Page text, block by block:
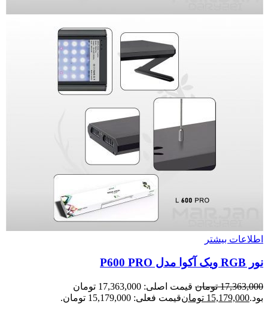
اطلاعات بیشتر
نور RGB ویک آکوا مدل P600 PRO
17,363,000 تومان
قیمت اصلی: 17,363,000 تومان
بود.15,179,000 تومانقیمت فعلی: 15,179,000 تومان.